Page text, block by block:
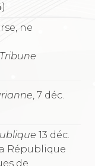
ne
, 7 déc.
13 déc.
République
de